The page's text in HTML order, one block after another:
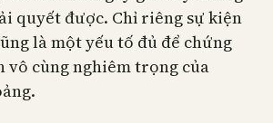
quyết được. Chỉ riêng sự kiện
là một yếu tố đủ để chứng
vô cùng nghiêm trọng của